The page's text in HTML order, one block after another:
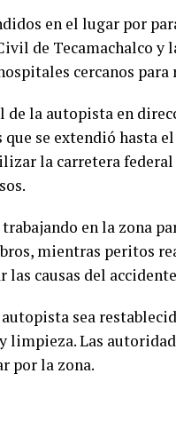
en el lugar por
de Tecamachalco y
cercanos
la autopista en
se extendió hasta
la carretera
en la zona
mientras peritos
causas del
sea
limpieza. Las
por la zona.